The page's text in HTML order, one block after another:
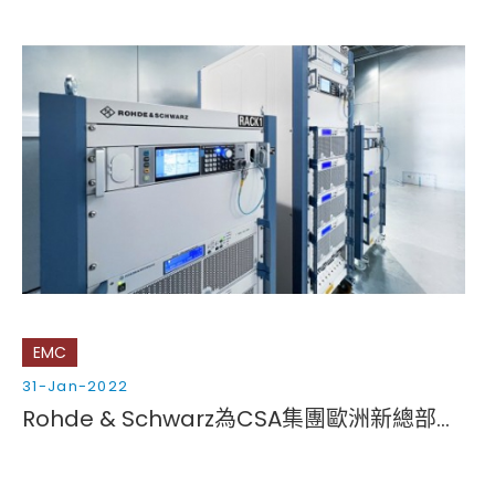
EMC
31-Jan-2022
Rohde & Schwarz為CSA集團歐洲新總部的電磁相容和無線電實驗室提供最先進的測試測量設備